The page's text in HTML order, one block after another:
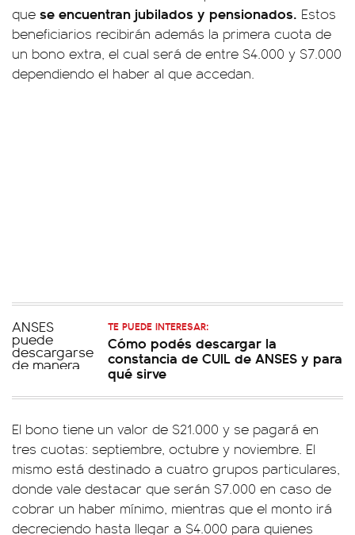
que se encuentran jubilados y pensionados. Estos
beneficiarios recibirán además la primera cuota de
un bono extra, el cual será de entre $4.000 y $7.000
dependiendo el haber al que accedan.
TE PUEDE INTERESAR:
Cómo podés descargar la
constancia de CUIL de ANSES y para
qué sirve
El bono tiene un valor de $21.000 y se pagará en
tres cuotas: septiembre, octubre y noviembre. El
mismo está destinado a cuatro grupos particulares,
donde vale destacar que serán $7.000 en caso de
cobrar un haber mínimo, mientras que el monto irá
decreciendo hasta llegar a $4.000 para quienes